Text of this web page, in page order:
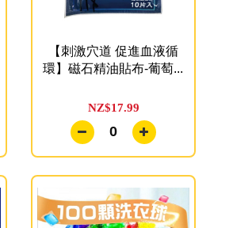
【刺激穴道 促進血液循
環】磁石精油貼布-葡萄...
NZ$17.99
0